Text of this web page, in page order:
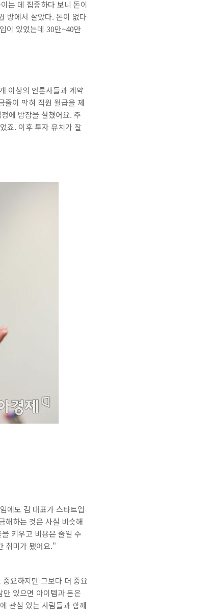
는 데 집중하다 보니 돈이
방에서 살았다. 돈이 없다
이 있었는데 30만~40만
이상의 언론사들과 계약
줄이 막혀 직원 월급을 제
에 밤잠을 설쳤어요. 주
죠. 이후 투자 유치가 잘
에도 김 대표가 스타트업
해하는 것은 사실 비슷해
키우고 비용은 줄일 수
취미가 됐어요."
요하지만 그보다 더 중요
있으면 아이템과 돈은
관심 있는 사람들과 함께